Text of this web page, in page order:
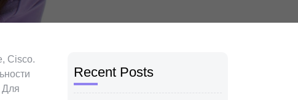
Cisco.
Для
Recent Posts